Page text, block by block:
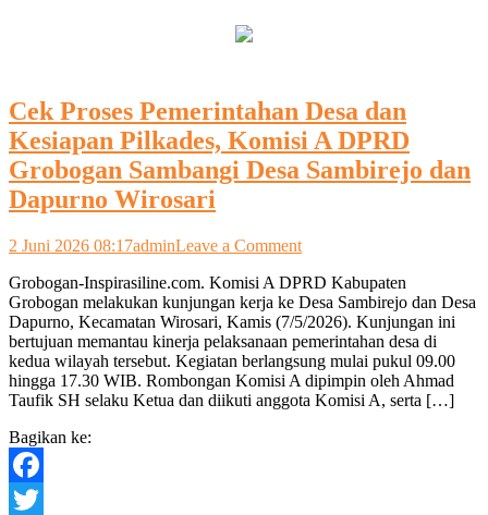
Cek Proses Pemerintahan Desa dan
Kesiapan Pilkades, Komisi A DPRD
Grobogan Sambangi Desa Sambirejo dan
Dapurno Wirosari
2 Juni 2026 08:17adminLeave a Commenton
Proses
Pemerintahan
Desa
dan
Kesiapan
Pilkades,
Komisi
Grobogan-Inspirasiline.com. Komisi A DPRD Kabupaten
Grobogan melakukan kunjungan kerja ke Desa Sambirejo dan Desa
Dapurno, Kecamatan Wirosari, Kamis (7/5/2026). Kunjungan ini
bertujuan memantau kinerja pelaksanaan pemerintahan desa di
kedua wilayah tersebut. Kegiatan berlangsung mulai pukul 09.00
hingga 17.30 WIB. Rombongan Komisi A dipimpin oleh Ahmad
Taufik SH selaku Ketua dan diikuti anggota Komisi A, serta […]
Bagikan ke:
Facebook